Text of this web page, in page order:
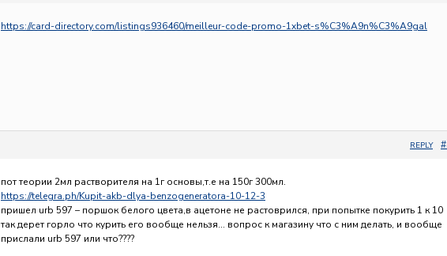
https://card-directory.com/listings936460/meilleur-code-promo-1xbet-s%C3%A9n%C3%A9gal
REPLY
пот теории 2мл растворителя на 1г основы,т.е на 150г 300мл.
https://telegra.ph/Kupit-akb-dlya-benzogeneratora-10-12-3
пришел urb 597 – поршок белого цвета,в ацетоне не растоврился, при попытке покурить 1 к 10
так дерет горло что курить его вообще нельзя… вопрос к магазину что с ним делать, и вообще
прислали urb 597 или что????